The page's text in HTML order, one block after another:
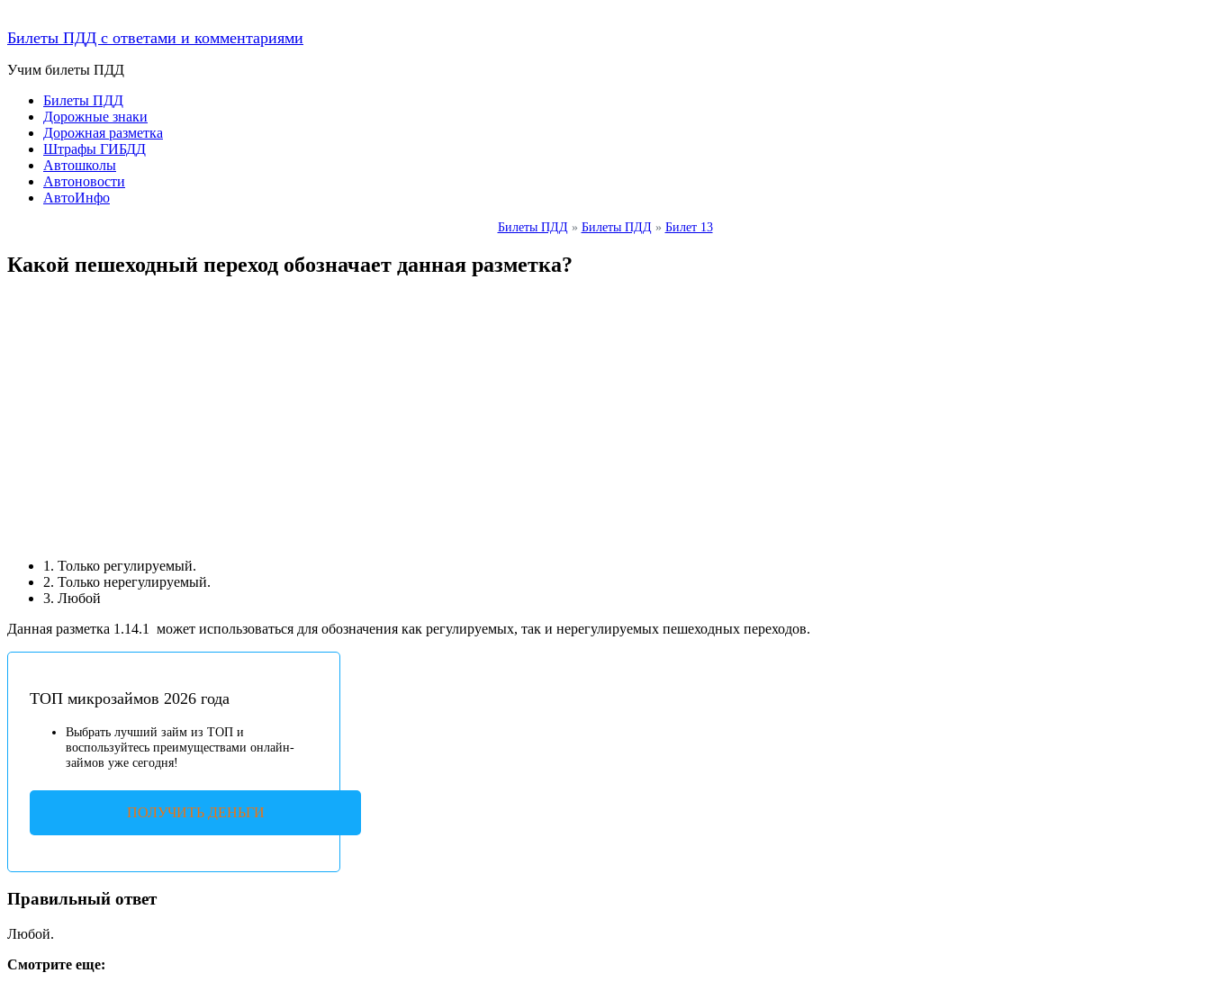
Билеты ПДД с ответами и комментариями
Учим билеты ПДД
Билеты ПДД
Дорожные знаки
Дорожная разметка
Штрафы ГИБДД
Автошколы
Автоновости
АвтоИнфо
Билеты ПДД » Билеты ПДД » Билет 13
Какой пешеходный переход обозначает данная разметка?
1. Только регулируемый.
2. Только нерегулируемый.
3. Любой
Данная разметка 1.14.1
может использоваться для обозначения как регулируемых, так и нерегулируемых пешеходных переходов.
ТОП микрозаймов 2026 года
Выбрать лучший займ из ТОП и
воспользуйтесь преимуществами онлайн-
займов уже сегодня!
ПОЛУЧИТЬ ДЕНЬГИ
Правильный ответ
Любой.
Смотрите еще: